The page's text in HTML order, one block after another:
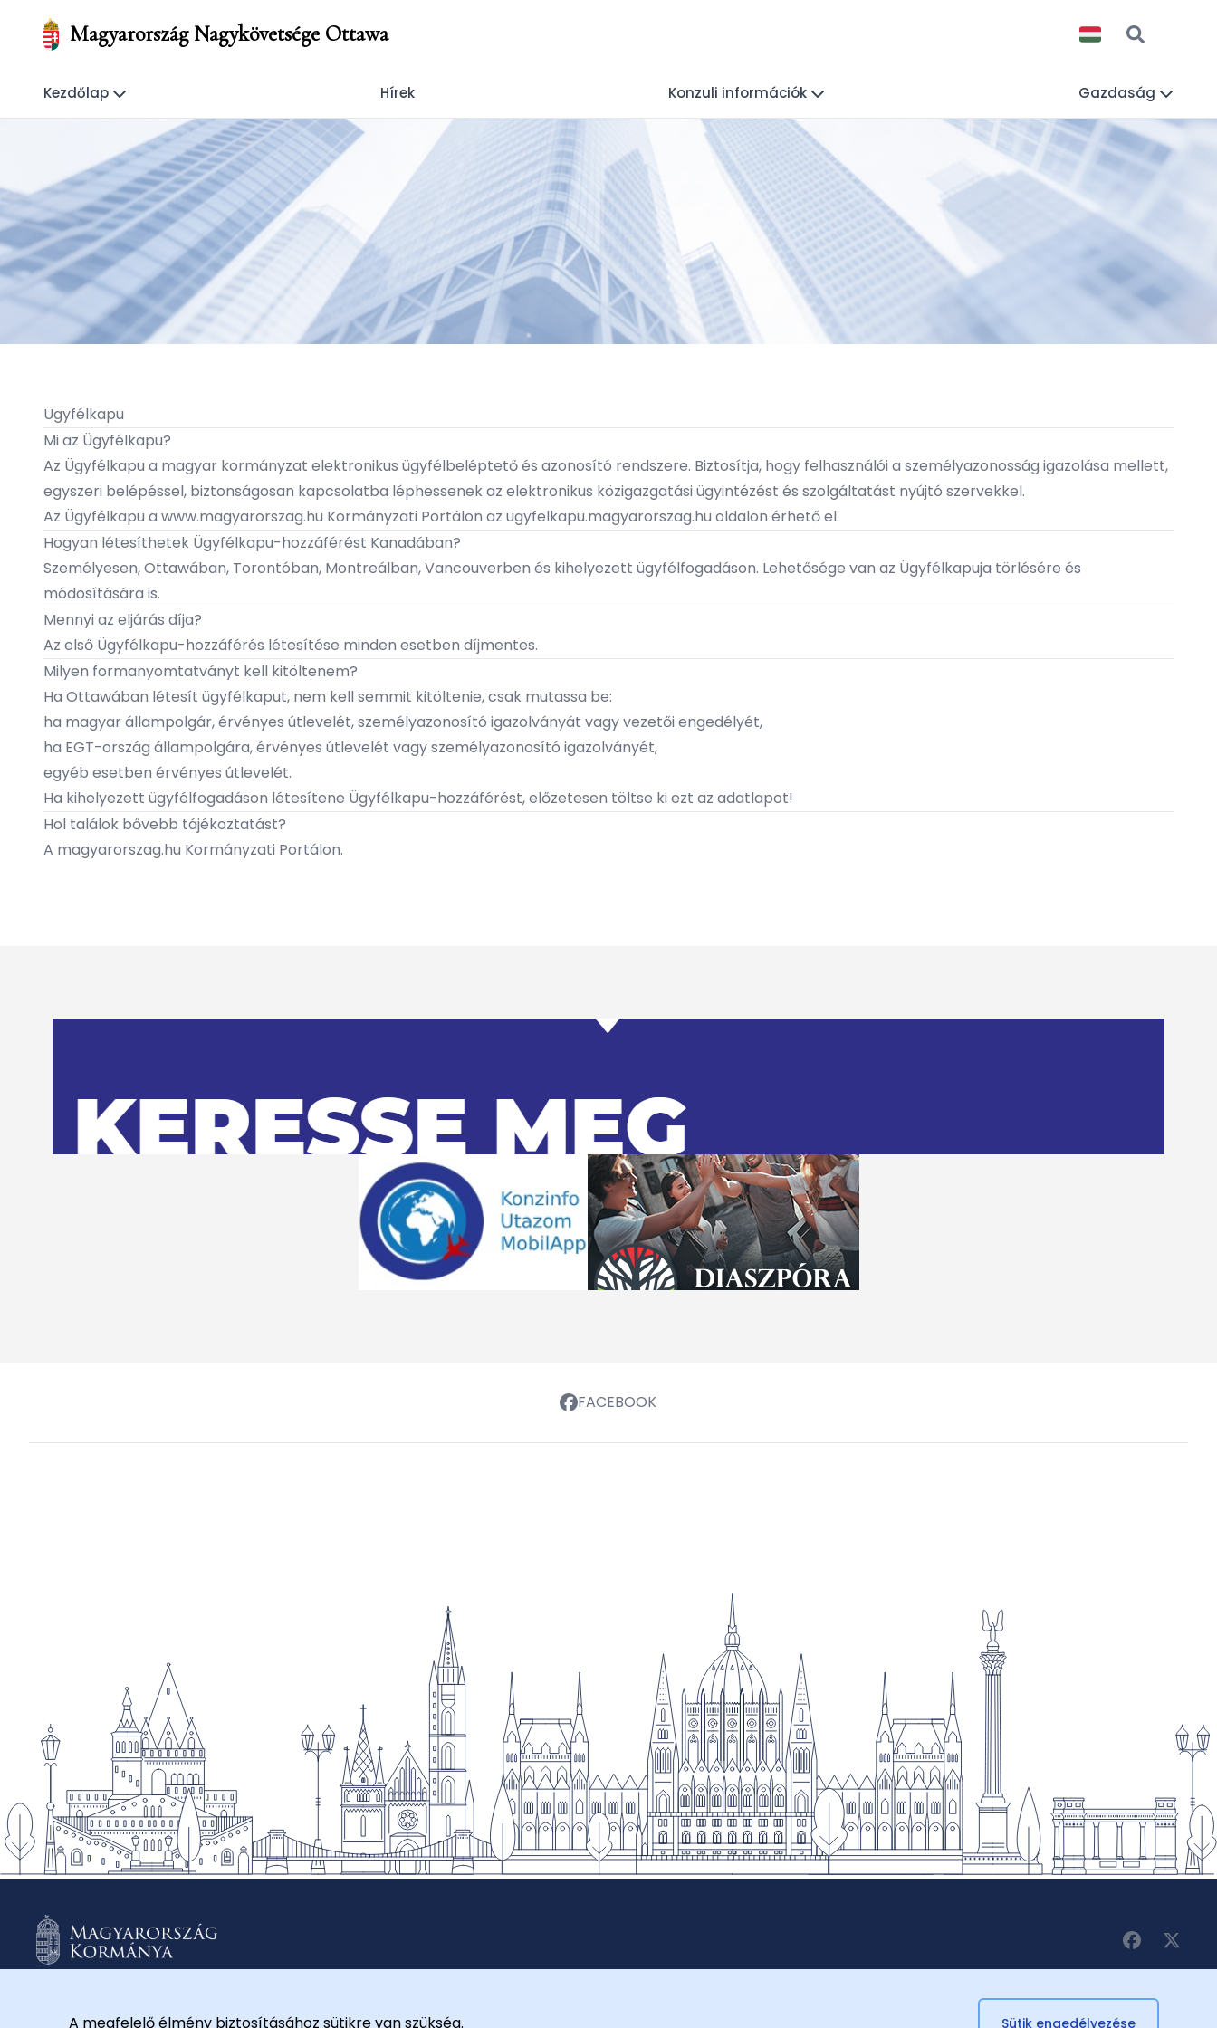
Magyarország Nagykövetsége Ottawa
Kezdőlap Hírek Konzuli információk Gazdaság
Ügyfélkapu
Mi az Ügyfélkapu?
Az Ügyfélkapu a magyar kormányzat elektronikus ügyfélbeléptető és azonosító rendszere. Biztosítja, hogy felhasználói a személyazonosság igazolása mellett,
egyszeri belépéssel, biztonságosan kapcsolatba léphessenek az elektronikus közigazgatási ügyintézést és szolgáltatást nyújtó szervekkel.
Az Ügyfélkapu a www.magyarorszag.hu Kormányzati Portálon az ugyfelkapu.magyarorszag.hu oldalon érhető el.
Hogyan létesíthetek Ügyfélkapu-hozzáférést Kanadában?
Személyesen,Ottawában, Torontóban, Montreálban,Vancouverben és kihelyezett ügyfélfogadáson. Lehetősége van az Ügyfélkapuja törlésére és
módosítására is.
Mennyi az eljárás díja?
Az első Ügyfélkapu-hozzáférés létesítése minden esetben díjmentes.
Milyen formanyomtatványt kell kitöltenem?
Ha Ottawában létesít ügyfélkaput, nem kell semmit kitöltenie, csak mutassa be:
ha magyar állampolgár, érvényes útlevelét, személyazonosító igazolványát vagy vezetői engedélyét,
ha EGT-ország állampolgára, érvényes útlevelét vagy személyazonosító igazolványét,
egyéb esetben érvényes útlevelét.
Ha kihelyezett ügyfélfogadáson létesítene Ügyfélkapu-hozzáférést, előzetesen töltse ki ezt az adatlapot!
Hol találok bővebb tájékoztatást?
A magyarorszag.hu Kormányzati Portálon.
FACEBOOK
A megfelelő élmény biztosításához sütikre van szükség. Sütik engedélyezése